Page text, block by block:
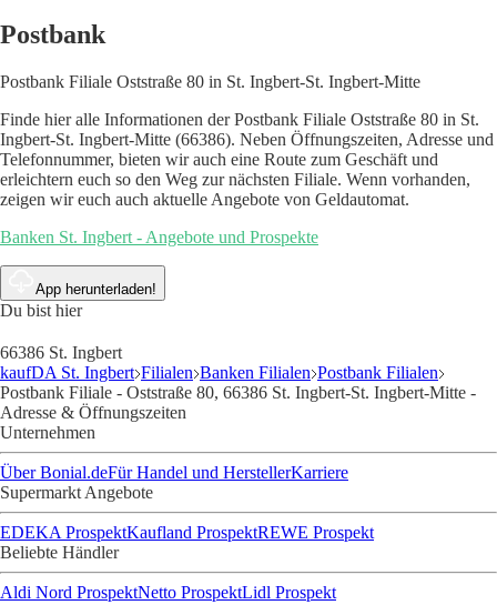
Postbank
Postbank Filiale Oststraße 80 in St. Ingbert-St. Ingbert-Mitte
Finde hier alle Informationen der Postbank Filiale Oststraße 80 in St.
Ingbert-St. Ingbert-Mitte (66386). Neben Öffnungszeiten, Adresse und
Telefonnummer, bieten wir auch eine Route zum Geschäft und
erleichtern euch so den Weg zur nächsten Filiale. Wenn vorhanden,
zeigen wir euch auch aktuelle Angebote von Geldautomat.
Banken St. Ingbert - Angebote und Prospekte
App herunterladen!
Du bist hier
66386 St. Ingbert
kaufDA St. Ingbert Filialen Banken Filialen Postbank Filialen
Postbank Filiale - Oststraße 80, 66386 St. Ingbert-St. Ingbert-Mitte -
Adresse & Öffnungszeiten
Unternehmen
Über Bonial.deFür Handel und HerstellerKarriere
Supermarkt Angebote
EDEKA ProspektKaufland ProspektREWE Prospekt
Beliebte Händler
Aldi Nord ProspektNetto ProspektLidl Prospekt